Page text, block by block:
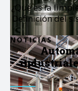
¿Qué es la
Definición del
NOTICIAS